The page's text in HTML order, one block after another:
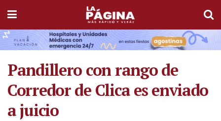
Pandillero con rango de
Corredor de Clica es enviado
a juicio